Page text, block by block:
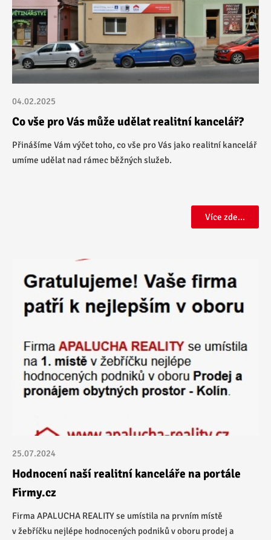
04.02.2025
Co vše pro Vás může udělat realitní kancelář?
Přinášíme Vám výčet toho, co vše pro Vás jako realitní kancelář
umíme udělat nad rámec běžných služeb.
25.07.2024
Hodnocení naší realitní kanceláře na portále
Firmy.cz
Firma APALUCHA REALITY se umístila na prvním místě
v žebříčku nejlépe hodnocených podniků v oboru prodej a